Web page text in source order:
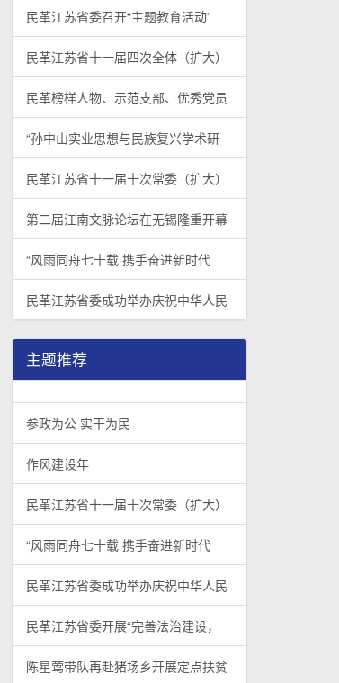
民革江苏省委召开“主题教育活动”
民革江苏省十一届四次全体（扩大）
民革榜样人物、示范支部、优秀党员
“孙中山实业思想与民族复兴学术研
民革江苏省十一届十次常委（扩大）
第二届江南文脉论坛在无锡隆重开幕
“风雨同舟七十载 携手奋进新时代
民革江苏省委成功举办庆祝中华人民
主题推荐
参政为公 实干为民
作风建设年
民革江苏省十一届十次常委（扩大）
“风雨同舟七十载 携手奋进新时代
民革江苏省委成功举办庆祝中华人民
民革江苏省委开展“完善法治建设，
陈星莺带队再赴猪场乡开展定点扶贫